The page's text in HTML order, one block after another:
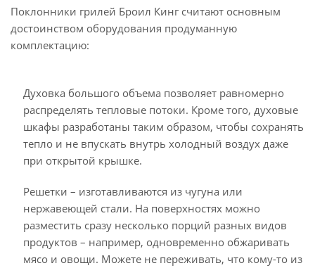
Поклонники грилей Броил Кинг считают основным
достоинством оборудования продуманную
комплектацию:
Духовка большого объема позволяет равномерно
распределять тепловые потоки. Кроме того, духовые
шкафы разработаны таким образом, чтобы сохранять
тепло и не впускать внутрь холодный воздух даже
при открытой крышке.
Решетки – изготавливаются из чугуна или
нержавеющей стали. На поверхностях можно
разместить сразу несколько порций разных видов
продуктов – например, одновременно обжаривать
мясо и овощи. Можете не переживать, что кому-то из